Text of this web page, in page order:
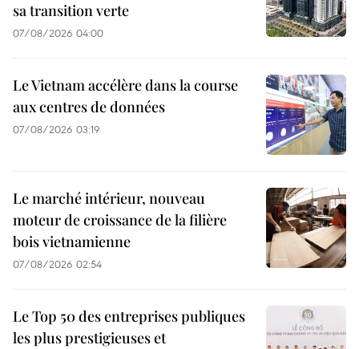
sa transition verte
07/08/2026 04:00
Le Vietnam accélère dans la course
aux centres de données
07/08/2026 03:19
Le marché intérieur, nouveau
moteur de croissance de la filière
bois vietnamienne
07/08/2026 02:54
Le Top 50 des entreprises publiques
les plus prestigieuses et